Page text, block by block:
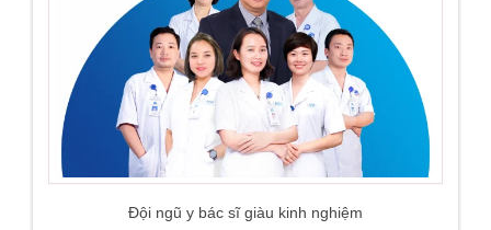
Đội ngũ y bác sĩ giàu kinh nghiệm